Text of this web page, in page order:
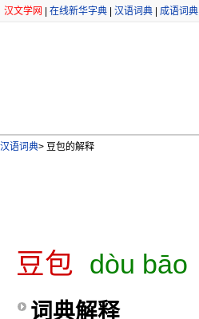
汉文学网 在线新华字典 汉语词典 成语词典
汉语词典> 豆包的解释
豆包 dòu bāo
词典解释